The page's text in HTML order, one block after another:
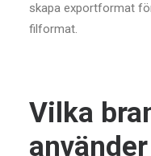
skapa exportformat
filformat.
Vilka